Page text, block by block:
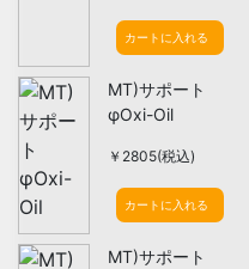
カートに入れる
MT)サポート
φOxi-Oil
￥2805(税込)
カートに入れる
MT)サポート